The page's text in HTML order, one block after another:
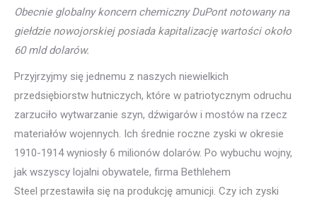
Obecnie globalny koncern chemiczny DuPont notowany na
giełdzie nowojorskiej posiada kapitalizację wartości około
60 mld dolarów.
Przyjrzyjmy się jednemu z naszych niewielkich
przedsiębiorstw hutniczych, które w patriotycznym odruchu
zarzuciło wytwarzanie szyn, dźwigarów i mostów na rzecz
materiałów wojennych. Ich średnie roczne zyski w okresie
1910-1914 wyniosły 6 milionów dolarów. Po wybuchu wojny,
jak wszyscy lojalni obywatele, firma Bethlehem
Steel przestawiła się na produkcję amunicji. Czy ich zyski